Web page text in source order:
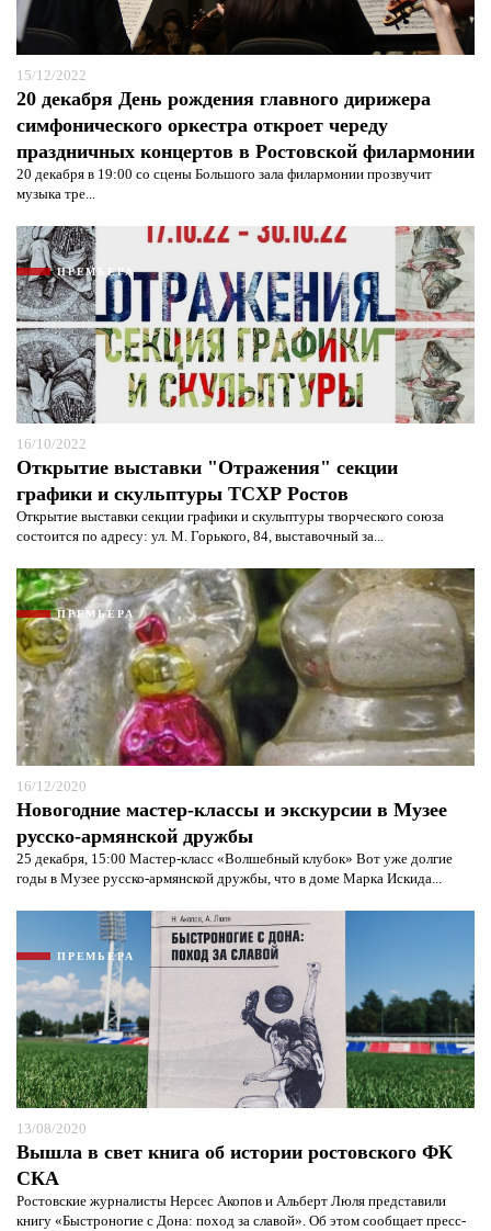
15/12/2022
20 декабря День рождения главного дирижера
симфонического оркестра откроет череду
праздничных концертов в Ростовской филармонии
20 декабря в 19:00 со сцены Большого зала филармонии прозвучит
музыка тре...
ПРЕМЬЕРА
16/10/2022
Открытие выставки "Отражения" секции
графики и скульптуры ТСХР Ростов
Открытие выставки секции графики и скульптуры творческого союза
состоится по адресу: ул. М. Горького, 84, выставочный за...
ПРЕМЬЕРА
16/12/2020
Новогодние мастер-классы и экскурсии в Музее
русско-армянской дружбы
25 декабря, 15:00 Мастер-класс «Волшебный клубок» Вот уже долгие
годы в Музее русско-армянской дружбы, что в доме Марка Искида...
ПРЕМЬЕРА
13/08/2020
Вышла в свет книга об истории ростовского ФК
СКА
Ростовские журналисты Нерсес Акопов и Альберт Люля представили
книгу «Быстроногие с Дона: поход за славой». Об этом сообщает пресс-